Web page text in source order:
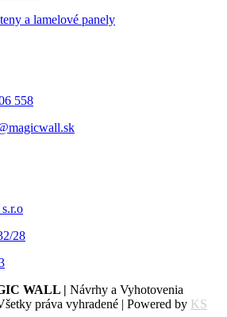
a lamelové panely
558
28
WALL | Návrhy a Vyhotovenia
práva vyhradené | Powered by KS